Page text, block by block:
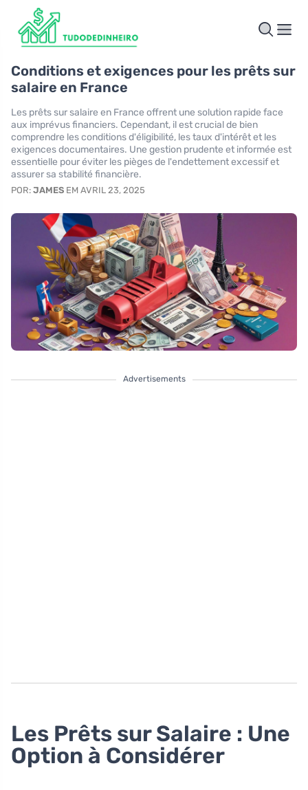
Conditions et exigences pour les prêts sur
salaire en France
Les prêts sur salaire en France offrent une solution rapide face
aux imprévus financiers. Cependant, il est crucial de bien
comprendre les conditions d'éligibilité, les taux d'intérêt et les
exigences documentaires. Une gestion prudente et informée est
essentielle pour éviter les pièges de l'endettement excessif et
assurer sa stabilité financière.
POR: JAMES EM AVRIL 23, 2025
Advertisements
Les Prêts sur Salaire : Une
Option à Considérer